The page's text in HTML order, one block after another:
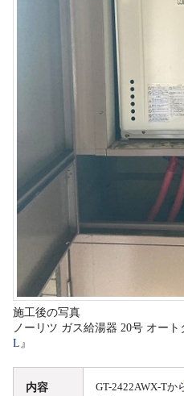
施工後の写真
ノーリツ ガス給湯器 20号 オート
L』
内容 GT-2422AWX-Tか